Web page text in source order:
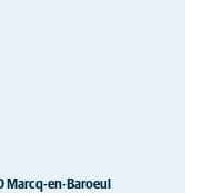
Marcq-en-Baroeul